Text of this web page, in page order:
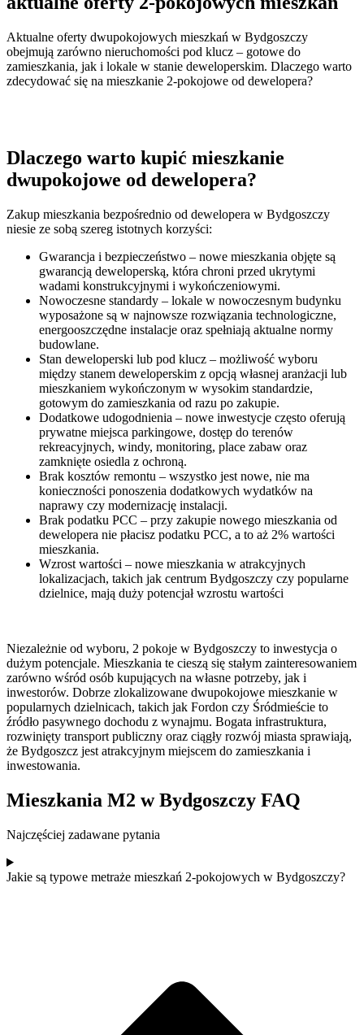
Aktualne oferty dwupokojowych mieszkań w Bydgoszczy
obejmują zarówno nieruchomości pod klucz – gotowe do
zamieszkania, jak i lokale w stanie deweloperskim. Dlaczego warto
zdecydować się na mieszkanie 2-pokojowe od dewelopera?
Dlaczego warto kupić mieszkanie
dwupokojowe od dewelopera?
Zakup mieszkania bezpośrednio od dewelopera w Bydgoszczy
niesie ze sobą szereg istotnych korzyści:
Gwarancja i bezpieczeństwo – nowe mieszkania objęte są
gwarancją deweloperską, która chroni przed ukrytymi
wadami konstrukcyjnymi i wykończeniowymi.
Nowoczesne standardy – lokale w nowoczesnym budynku
wyposażone są w najnowsze rozwiązania technologiczne,
energooszczędne instalacje oraz spełniają aktualne normy
budowlane.
Stan deweloperski lub pod klucz – możliwość wyboru
między stanem deweloperskim z opcją własnej aranżacji lub
mieszkaniem wykończonym w wysokim standardzie,
gotowym do zamieszkania od razu po zakupie.
Dodatkowe udogodnienia – nowe inwestycje często oferują
prywatne miejsca parkingowe, dostęp do terenów
rekreacyjnych, windy, monitoring, place zabaw oraz
zamknięte osiedla z ochroną.
Brak kosztów remontu – wszystko jest nowe, nie ma
konieczności ponoszenia dodatkowych wydatków na
naprawy czy modernizację instalacji.
Brak podatku PCC – przy zakupie nowego mieszkania od
dewelopera nie płacisz podatku PCC, a to aż 2% wartości
mieszkania.
Wzrost wartości – nowe mieszkania w atrakcyjnych
lokalizacjach, takich jak centrum Bydgoszczy czy popularne
dzielnice, mają duży potencjał wzrostu wartości
Niezależnie od wyboru, 2 pokoje w Bydgoszczy to inwestycja o
dużym potencjale. Mieszkania te cieszą się stałym zainteresowaniem
zarówno wśród osób kupujących na własne potrzeby, jak i
inwestorów. Dobrze zlokalizowane dwupokojowe mieszkanie w
popularnych dzielnicach, takich jak Fordon czy Śródmieście to
źródło pasywnego dochodu z wynajmu. Bogata infrastruktura,
rozwinięty transport publiczny oraz ciągły rozwój miasta sprawiają,
że Bydgoszcz jest atrakcyjnym miejscem do zamieszkania i
inwestowania.
Mieszkania M2 w Bydgoszczy FAQ
Najczęściej zadawane pytania
Jakie są typowe metraże mieszkań 2-pokojowych w Bydgoszczy?